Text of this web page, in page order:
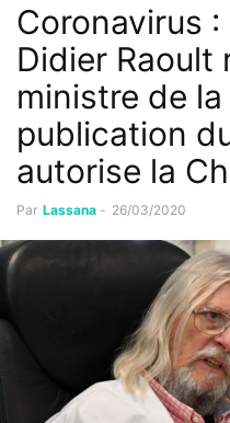
Coronavirus
Didier Raoult
ministre de
publication
autorise la
Par Lassana - 26/03/2020